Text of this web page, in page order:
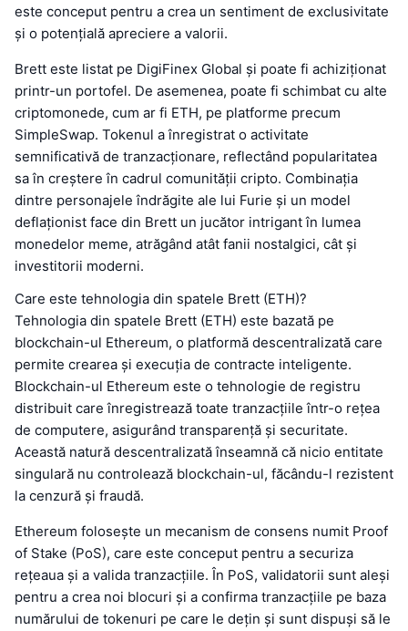
este conceput pentru a crea un sentiment de exclusivitate
și o potențială apreciere a valorii.
Brett este listat pe DigiFinex Global și poate fi achiziționat
printr-un portofel. De asemenea, poate fi schimbat cu alte
criptomonede, cum ar fi ETH, pe platforme precum
SimpleSwap. Tokenul a înregistrat o activitate
semnificativă de tranzacționare, reflectând popularitatea
sa în creștere în cadrul comunității cripto. Combinația
dintre personajele îndrăgite ale lui Furie și un model
deflaționist face din Brett un jucător intrigant în lumea
monedelor meme, atrăgând atât fanii nostalgici, cât și
investitorii moderni.
Care este tehnologia din spatele Brett (ETH)?
Tehnologia din spatele Brett (ETH) este bazată pe
blockchain-ul Ethereum, o platformă descentralizată care
permite crearea și execuția de contracte inteligente.
Blockchain-ul Ethereum este o tehnologie de registru
distribuit care înregistrează toate tranzacțiile într-o rețea
de computere, asigurând transparență și securitate.
Această natură descentralizată înseamnă că nicio entitate
singulară nu controlează blockchain-ul, făcându-l rezistent
la cenzură și fraudă.
Ethereum folosește un mecanism de consens numit Proof
of Stake (PoS), care este conceput pentru a securiza
rețeaua și a valida tranzacțiile. În PoS, validatorii sunt aleși
pentru a crea noi blocuri și a confirma tranzacțiile pe baza
numărului de tokenuri pe care le dețin și sunt dispuși să le